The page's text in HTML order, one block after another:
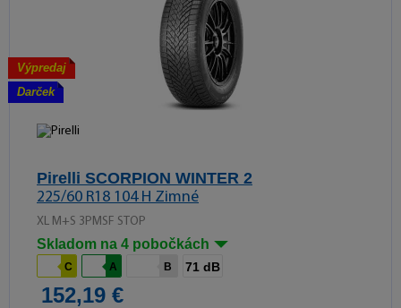
Výpredaj
Darček
Pirelli SCORPION WINTER 2
225/60 R18 104 H Zimné
XL M+S 3PMSF STOP
Skladom na 4 pobočkách
C A B 71 dB
152,19 €